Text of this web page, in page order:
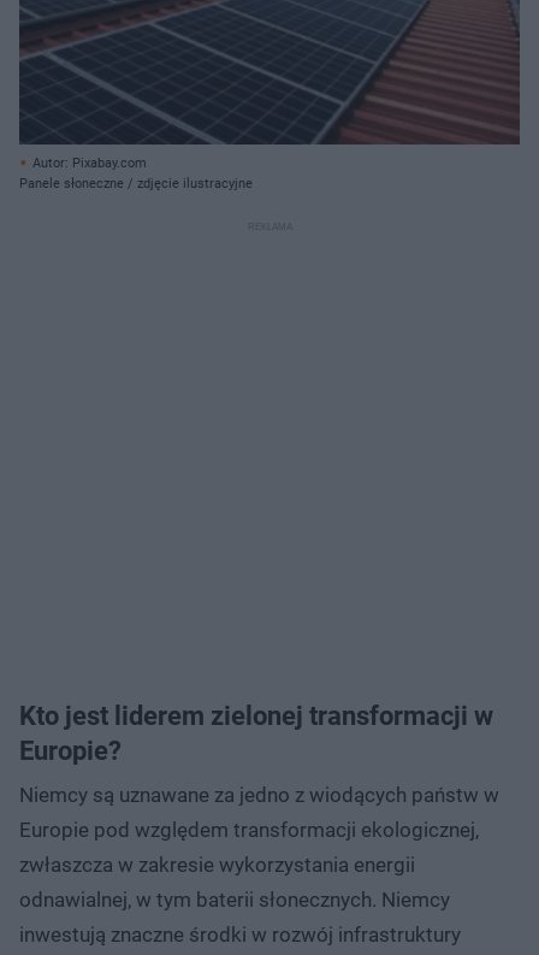
Autor: Pixabay.com
Panele słoneczne / zdjęcie ilustracyjne
Kto jest liderem zielonej transformacji w
Europie?
Niemcy są uznawane za jedno z wiodących państw w
Europie pod względem transformacji ekologicznej,
zwłaszcza w zakresie wykorzystania energii
odnawialnej, w tym baterii słonecznych. Niemcy
inwestują znaczne środki w rozwój infrastruktury